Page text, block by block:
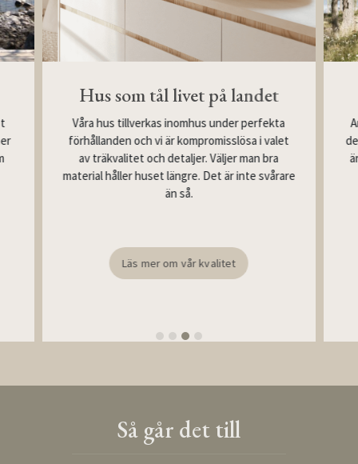
Hus som tål livet på landet
Våra hus tillverkas inomhus under perfekta
förhållanden och vi är kompromisslösa i valet
av träkvalitet och detaljer. Väljer man bra
material håller huset längre. Det är inte svårare
än så.
Läs mer om vår kvalitet
Så går det till